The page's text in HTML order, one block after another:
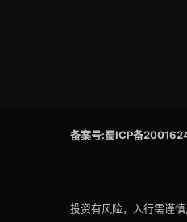
备案号:蜀ICP备
投资有风险，入行需谨